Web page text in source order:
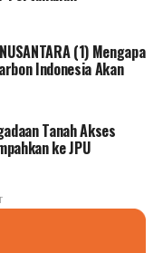
(1) Mengapa
Indonesia Akan
Tanah Akses
ke JPU